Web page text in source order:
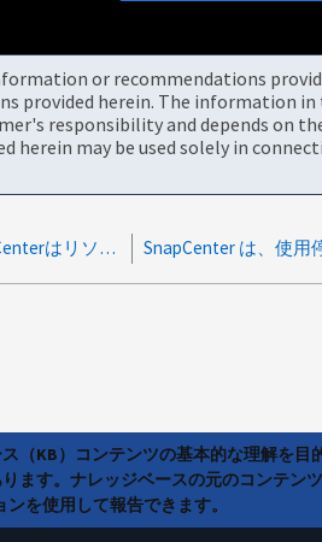
or recommendations
provided herein. The information in
responsibility and depends on
may be used solely in
分離名前空間を使用している場合、SnapCenterはリソースを検出できません SnapCenter は、使
（KB）コンテンツの基本的な理解を
ます。ナレッジベースの元のコンテン
を使用して報告できます。